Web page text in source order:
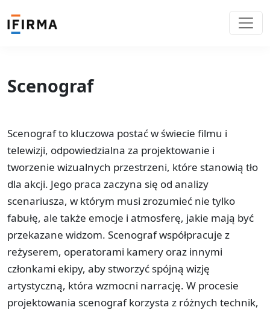
Scenograf
Scenograf to kluczowa postać w świecie filmu i
telewizji, odpowiedzialna za projektowanie i
tworzenie wizualnych przestrzeni, które stanowią tło
dla akcji. Jego praca zaczyna się od analizy
scenariusza, w którym musi zrozumieć nie tylko
fabułę, ale także emocje i atmosferę, jakie mają być
przekazane widzom. Scenograf współpracuje z
reżyserem, operatorami kamery oraz innymi
członkami ekipy, aby stworzyć spójną wizję
artystyczną, która wzmocni narrację. W procesie
projektowania scenograf korzysta z różnych technik,